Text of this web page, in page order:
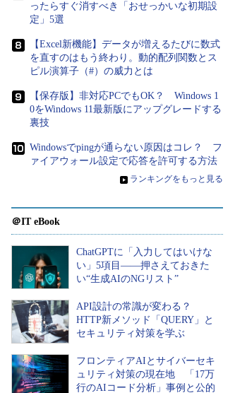
ったらすぐ消すべき「おせっかいな初期設
定」5選
【Excel新機能】データが増えるたびに数式
を直すのはもう終わり。動的配列関数とス
ピル演算子（#）の威力とは
【保存版】非対応PCでもOK？ Windows 1
0をWindows 11最新版にアップグレードする
裏技
Windowsでpingが通らない原因はコレ？ フ
ァイアウォール設定で応答を許可する方法
» ランキングをもっと見る
＠IT eBook
ChatGPTに「入力してはいけな
い」5項目――押さえておきた
い“生成AIのNGリスト”
API設計の常識が変わる？
HTTP新メソッド「QUERY」と
セキュリティ対策を学ぶ
フロンティアAIとサイバーセキ
ュリティ対策の現在地 「17万
行のAIコード分析」事例と公的